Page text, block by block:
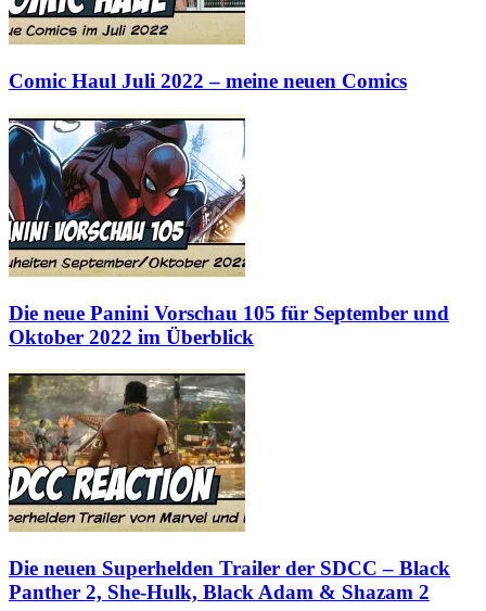
Comic Haul Juli 2022 – meine neuen Comics
Die neue Panini Vorschau 105 für September und
Oktober 2022 im Überblick
Die neuen Superhelden Trailer der SDCC – Black
Panther 2, She-Hulk, Black Adam & Shazam 2